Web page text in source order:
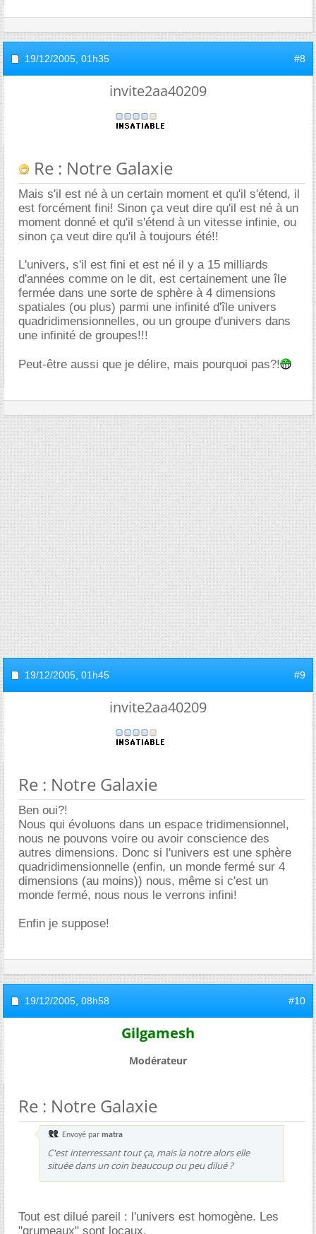
19/12/2005, 01h35 #8
invite2aa40209
Re : Notre Galaxie
Mais s'il est né à un certain moment et qu'il s'étend, il
est forcément fini! Sinon ça veut dire qu'il est né à un
moment donné et qu'il s'étend à un vitesse infinie, ou
sinon ça veut dire qu'il à toujours été!!
L'univers, s'il est fini et est né il y a 15 milliards
d'années comme on le dit, est certainement une île
fermée dans une sorte de sphère à 4 dimensions
spatiales (ou plus) parmi une infinité d'île univers
quadridimensionnelles, ou un groupe d'univers dans
une infinité de groupes!!!
Peut-être aussi que je délire, mais pourquoi pas?!
19/12/2005, 01h45 #9
invite2aa40209
Re : Notre Galaxie
Ben oui?!
Nous qui évoluons dans un espace tridimensionnel,
nous ne pouvons voire ou avoir conscience des
autres dimensions. Donc si l'univers est une sphère
quadridimensionnelle (enfin, un monde fermé sur 4
dimensions (au moins)) nous, même si c'est un
monde fermé, nous nous le verrons infini!
Enfin je suppose!
19/12/2005, 08h58 #10
Gilgamesh
Modérateur
Re : Notre Galaxie
Envoyé par matra
C'est interressant tout ça, mais la notre alors elle
située dans un coin beaucoup ou peu dilué ?
Tout est dilué pareil : l'univers est homogène. Les
"grumeaux" sont locaux.